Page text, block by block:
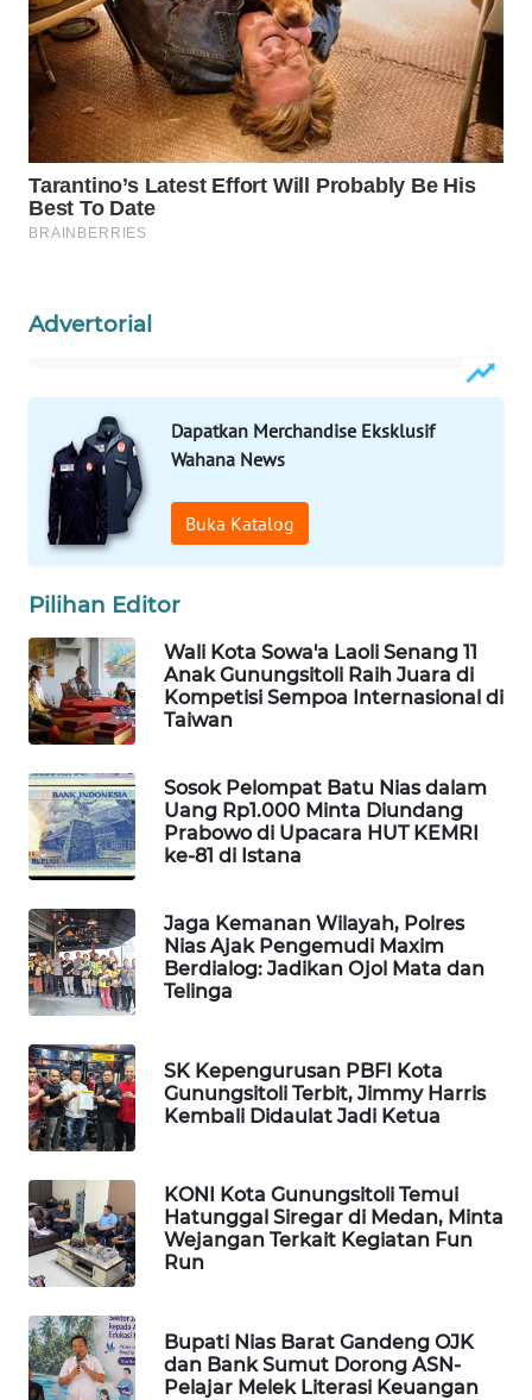
Advertorial
Dapatkan Merchandise Eksklusif
Wahana News
Buka Katalog
Pilihan Editor
Wali Kota Sowa'a Laoli Senang 11
Anak Gunungsitoli Raih Juara di
Kompetisi Sempoa Internasional di
Taiwan
Sosok Pelompat Batu Nias dalam
Uang Rp1.000 Minta Diundang
Prabowo di Upacara HUT KEMRI
ke-81 di Istana
Jaga Kemanan Wilayah, Polres
Nias Ajak Pengemudi Maxim
Berdialog: Jadikan Ojol Mata dan
Telinga
SK Kepengurusan PBFI Kota
Gunungsitoli Terbit, Jimmy Harris
Kembali Didaulat Jadi Ketua
KONI Kota Gunungsitoli Temui
Hatunggal Siregar di Medan, Minta
Wejangan Terkait Kegiatan Fun
Run
Bupati Nias Barat Gandeng OJK
dan Bank Sumut Dorong ASN-
Pelajar Melek Literasi Keuangan
WAHANA
UMKM
WAHANA
SELEB
WAHANA
PERSONA
WAHANA
DESA
WISATA
LAPAK
Wahana
Network
KONSUMEN
MASYARAKAT
KELISTRIKAN
WALINKI
ID
MAWAKA
ID
MARTABAT
NET
WATCH
MKLI
LPKKI
LKKI